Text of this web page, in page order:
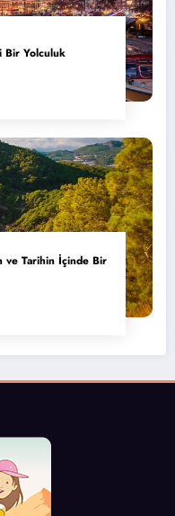
Bir Yolculuk
ve Tarihin İçinde Bir